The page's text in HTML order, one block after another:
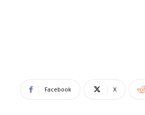
Facebook X